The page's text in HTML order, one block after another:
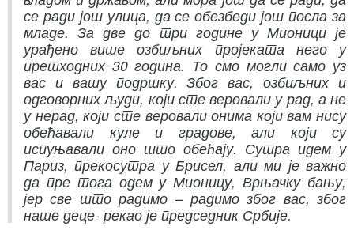
се ради још улица, да се обезбеди још посла за
младе. За две до три године у Мионици је
урађено више озбиљних пројеката него у
претходних 30 година. То смо могли само уз
вас и вашу подршку. Због вас, озбиљних и
одговорних људи, који сте веровали у рад, а не
у нерад, који сте веровали онима који вам нису
обећавали куле и градове, али који су
испуњавали оно што обећају. Сутра идем у
Париз, прекосутра у Брисел, али ми је важно
да пре тога одем у Мионицу, Врњачку бању,
јер све што радимо – радимо због вас, због
наше деце- рекао је председник Србије.